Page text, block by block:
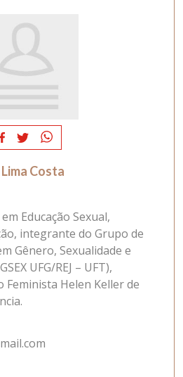
Costa
Educação Sexual,
integrante do Grupo de
Gênero, Sexualidade e
UFG/REJ – UFT),
Helen Keller de